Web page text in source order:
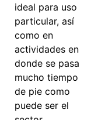
ideal para uso
particular, así
como en
actividades en
donde se pasa
mucho tiempo
de pie como
puede ser el